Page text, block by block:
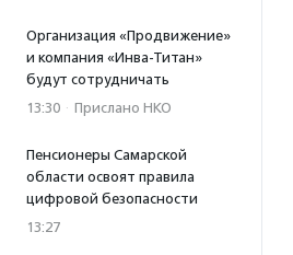
Организация «Продвижение»
и компания «Инва-Титан»
будут сотрудничать
13:30 · Прислано НКО
Пенсионеры Самарской
области освоят правила
цифровой безопасности
13:27